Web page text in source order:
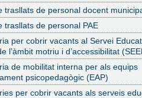
trasllats de personal docent
trasllats de personal PAE
per cobrir vacants al Servei
l’àmbit motriu i d’accessibilitat
de mobilitat interna per als equips
psicopedagògic (EAP)
per cobrir vacants als serveis